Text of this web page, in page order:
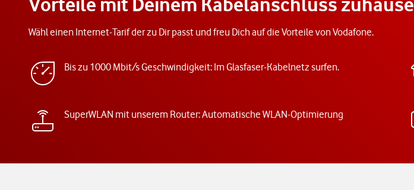
Wähl einen Internet-Tarif der zu Dir passt und freu Dich auf die Vorteile von Vodafone.
Bis zu 1000 Mbit/s Geschwindigkeit: Im Glasfaser-Kabelnetz surfen.
SuperWLAN mit unserem Router: Automatische WLAN-Optimierung